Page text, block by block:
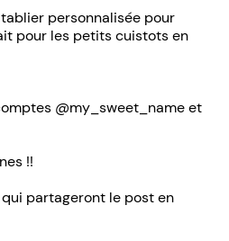
personnalisée pour
pour les petits cuistots en
@my_sweet_name et
!!
partageront le post en